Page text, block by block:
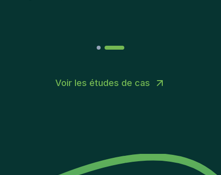
Voir les études de cas